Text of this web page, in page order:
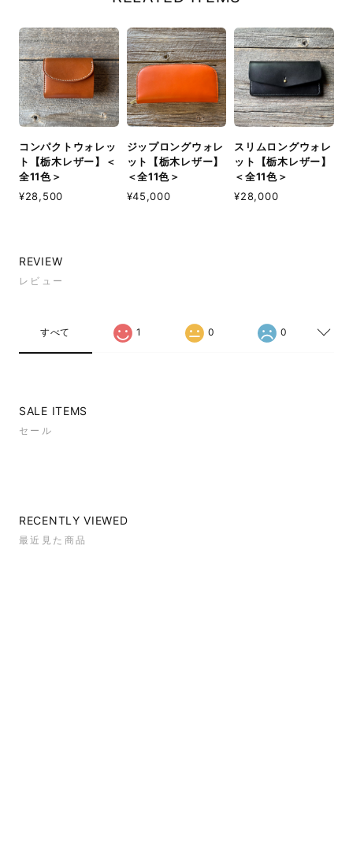
コンパクトウォレッ
ト【栃木レザー】＜
全11色＞
¥28,500
ジップロングウォレ
ット【栃木レザー】
＜全11色＞
¥45,000
スリムロングウォレ
ット【栃木レザー】
＜全11色＞
¥28,000
REVIEW
レビュー
すべて 1 0 0
SALE ITEMS
セール
RECENTLY VIEWED
最近見た商品